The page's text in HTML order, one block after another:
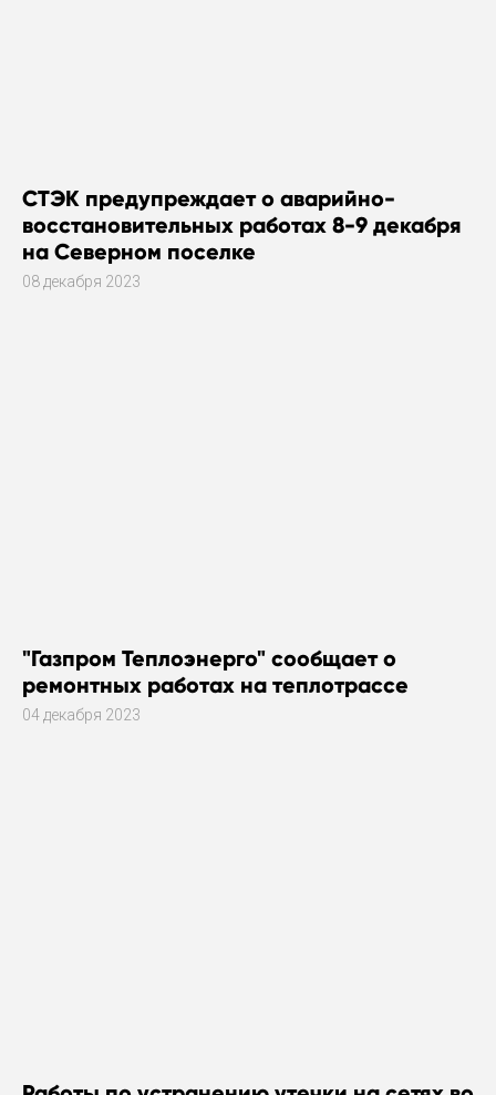
СТЭК предупреждает о аварийно-
восстановительных работах 8-9 декабря
на Северном поселке
08 декабря 2023
"Газпром Теплоэнерго" сообщает о
ремонтных работах на теплотрассе
04 декабря 2023